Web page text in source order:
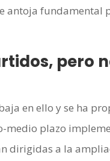
antoja fundamental
pero
en ello y se ha
medio plazo
dirigidas a la